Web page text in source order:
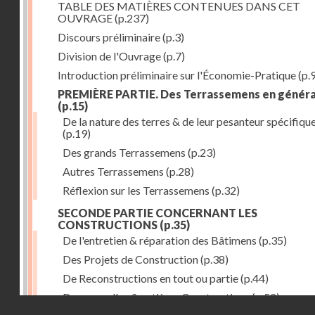
TABLE DES MATIÈRES CONTENUES DANS CET
OUVRAGE(p.237)
Discours préliminaire(p.3)
Division de l'Ouvrage(p.7)
Introduction préliminaire sur l'Économie-Pratique
PREMIÈRE PARTIE. Des Terrassemens en
(p.15)
De la nature des terres & de leur pesanteur
(p.19)
Des grands Terrassemens (p.23)
Autres Terrassemens (p.28)
Réflexion sur les Terrassemens (p.32)
SECONDE PARTIE CONCERNANT LES
CONSTRUCTIONS (p.35)
De l'entretien & réparation des Bâtimens (p.35)
Des Projets de Construction(p.38)
De Reconstructions en tout ou partie(p.44)
Des nouvelles & entières Constructions(p.52)